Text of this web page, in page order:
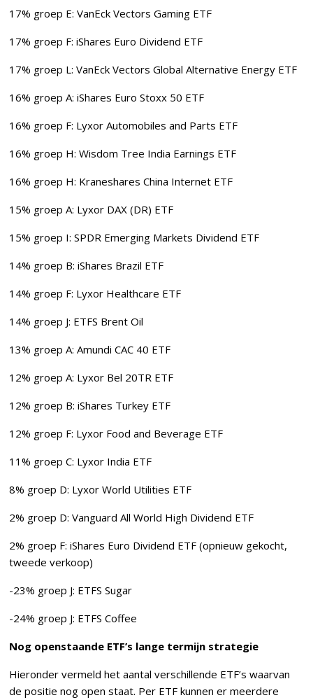
17% groep E: VanEck Vectors Gaming ETF
17% groep F: iShares Euro Dividend ETF
17% groep L: VanEck Vectors Global Alternative Energy ETF
16% groep A: iShares Euro Stoxx 50 ETF
16% groep F: Lyxor Automobiles and Parts ETF
16% groep H: Wisdom Tree India Earnings ETF
16% groep H: Kraneshares China Internet ETF
15% groep A: Lyxor DAX (DR) ETF
15% groep I: SPDR Emerging Markets Dividend ETF
14% groep B: iShares Brazil ETF
14% groep F: Lyxor Healthcare ETF
14% groep J: ETFS Brent Oil
13% groep A: Amundi CAC 40 ETF
12% groep A: Lyxor Bel 20TR ETF
12% groep B: iShares Turkey ETF
12% groep F: Lyxor Food and Beverage ETF
11% groep C: Lyxor India ETF
8% groep D: Lyxor World Utilities ETF
2% groep D: Vanguard All World High Dividend ETF
2% groep F: iShares Euro Dividend ETF (opnieuw gekocht,
tweede verkoop)
-23% groep J: ETFS Sugar
-24% groep J: ETFS Coffee
Nog openstaande ETF’s lange termijn strategie
Hieronder vermeld het aantal verschillende ETF’s waarvan
de positie nog open staat. Per ETF kunnen er meerdere